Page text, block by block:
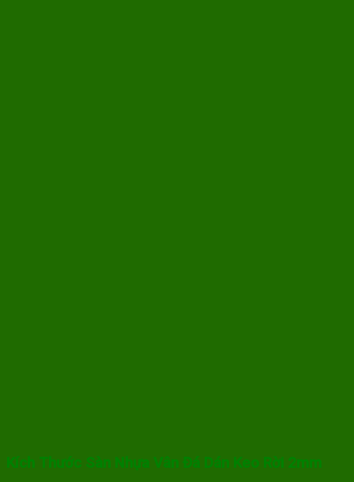
Kích Thước Sàn Nhựa Vân Đá Dán Keo Rời 2mm